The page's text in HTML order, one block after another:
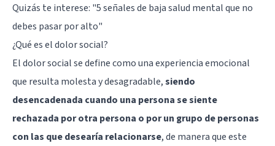
Quizás te interese: "5 señales de baja salud mental que no
debes pasar por alto"
¿Qué es el dolor social?
El dolor social se define como una experiencia emocional
que resulta molesta y desagradable,siendo
desencadenada cuando una persona se siente
rechazada por otra persona o por un grupo de personas
con las que desearía relacionarse, de manera que este